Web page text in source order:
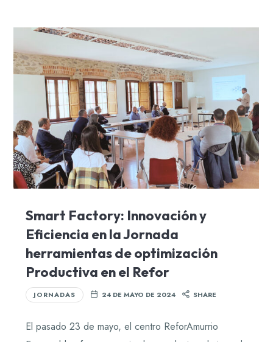
Smart Factory: Innovación y
Eficiencia en la Jornada
herramientas de optimización
Productiva en el Refor
JORNADAS 24 DE MAYO DE 2024 SHARE
El pasado 23 de mayo, el centro ReforAmurrio